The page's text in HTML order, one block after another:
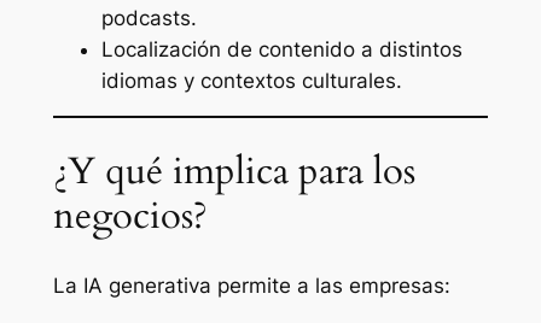
podcasts.
Localización de contenido a distintos
idiomas y contextos culturales.
¿Y qué implica para los
negocios?
La IA generativa permite a las empresas: